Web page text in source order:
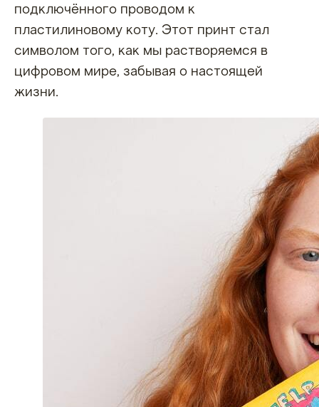
подключённого проводом к
пластилиновому коту. Этот принт стал
символом того, как мы растворяемся в
цифровом мире, забывая о настоящей
жизни.